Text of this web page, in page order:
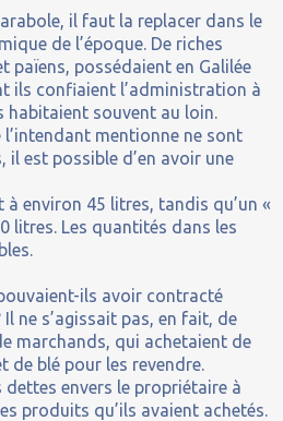
il faut la replacer dans le
de l’époque. De riches
païens, possédaient en Galilée
ils confiaient l’administration à
habitaient souvent au loin.
l’intendant mentionne ne sont
il est possible d’en avoir une
à environ 45 litres, tandis qu’un «
litres. Les quantités dans les
ils avoir contracté
ne s’agissait pas, en fait, de
marchands, qui achetaient de
de blé pour les revendre.
dettes envers le propriétaire à
produits qu’ils avaient achetés.